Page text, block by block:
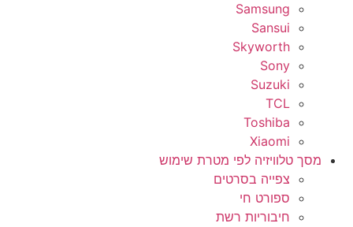
Samsung
Sansui
Skyworth
Sony
Suzuki
TCL
Toshiba
Xiaomi
מסך טלוויזיה לפי מטרת שימוש
צפייה בסרטים
ספורט חי
חיבוריות רשת